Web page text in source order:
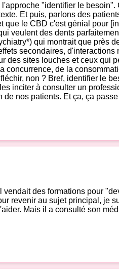
"identifier le
Et puis, parlons des
le CBD c'est génial pour
veulent des dents
qui montrait que près
secondaires,
sites louches et ceux qui
de la
non ? Bref, identifier le
inciter à consulter un
nos patients. Et ça, ça
des formations pour
revenir au sujet principal, je
Mais il a consulté son